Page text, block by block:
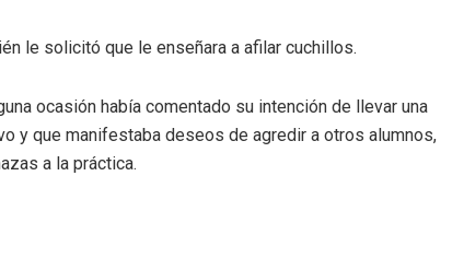
le solicitó que le enseñara a afilar cuchillos.
ocasión había comentado su intención de llevar una
y que manifestaba deseos de agredir a otros alumnos,
a la práctica.